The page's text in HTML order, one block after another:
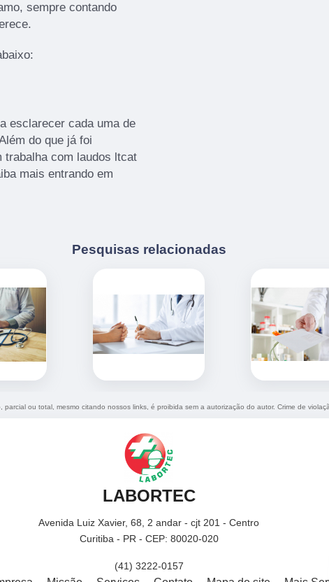
sempre contando
esclarecer cada uma de
do que já foi
trabalha com laudos ltcat
mais entrando em
Pesquisas relacionadas
ou total, mesmo citando nossos links, é proibida sem a autorização do autor. Crime de
LABORTEC
Avenida Luiz Xavier, 68, 2 andar - cjt 201 - Centro
Curitiba - PR - CEP: 80020-020
(41) 3222-0157